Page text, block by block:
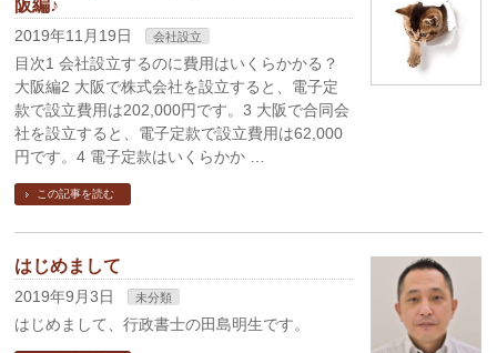
阪編♪
2019年11月19日 会社設立
目次1 会社設立するのに費用はいくらかかる？
大阪編2 大阪で株式会社を設立すると、電子定
款で設立費用は202,000円です。3 大阪で合同会
社を設立すると、電子定款で設立費用は62,000
円です。4 電子定款はいくらかか …
この記事を読む
はじめまして
2019年9月3日 未分類
はじめまして、行政書士の田島明生です。